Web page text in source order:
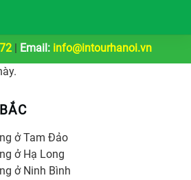
Lịch | Teambuilding & Sự Kiện
| Email: info@intourhanoi.vn
ở Tam Đảo
ở Hạ Long
ở Ninh Bình